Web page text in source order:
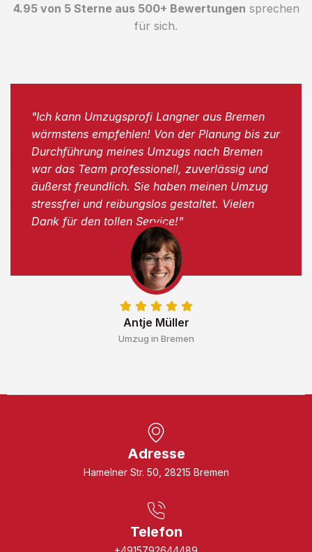
4.95 von 5 Sterne aus 500+ Bewertungen sprechen
für sich.
Antje Müller
Umzug in Bremen
"Ich kann Umzugsprofi Langner aus Bremen
wärmstens empfehlen! Von der Planung bis zur
Durchführung meines Umzugs nach Bremen
war das Team professionell, zuverlässig und
äußerst freundlich. Sie haben meinen Umzug
stressfrei und reibungslos gestaltet. Vielen
Dank für den tollen Service!"
Adresse
Hamelner Str. 50, 28215 Bremen
Telefon